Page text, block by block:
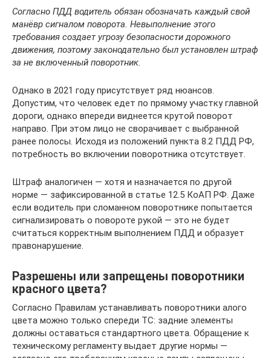
Согласно ПДД водитель обязан обозначать каждый свой
манёвр сигналом поворота. Невыполнение этого
требования создает угрозу безопасности дорожного
движения, поэтому законодательно был установлен штраф
за не включенный поворотник.
Однако в 2021 году присутствует ряд нюансов.
Допустим, что человек едет по прямому участку главной
дороги, однако впереди виднеется крутой поворот
направо. При этом лицо не сворачивает с выбранной
ранее полосы. Исходя из положений пункта 8.2 ПДД РФ,
потребность во включении поворотника отсутствует.
Штраф аналогичен — хотя и назначается по другой
норме — зафиксированной в статье 12.5 КоАП РФ. Даже
если водитель при сломанном поворотнике попытается
сигнализировать о повороте рукой — это не будет
считаться корректным выполнением ПДД и образует
правонарушение.
Разрешены или запрещены поворотники
красного цвета?
Согласно Правилам устанавливать поворотники алого
цвета можно только спереди ТС: задние элементы
должны оставаться стандартного цвета. Обращение к
техническому регламенту выдает другие нормы —